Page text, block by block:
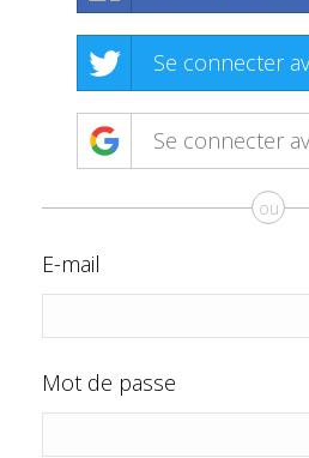
Se connecter
Se connecter
ou
E-mail
Mot de passe